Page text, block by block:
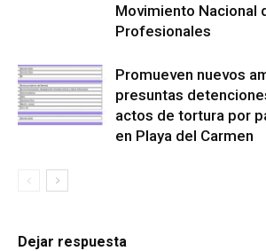
Movimiento Nacional
Profesionales
Promueven nuevos
presuntas
actos de tortura por
en Playa del Carmen
Dejar respuesta